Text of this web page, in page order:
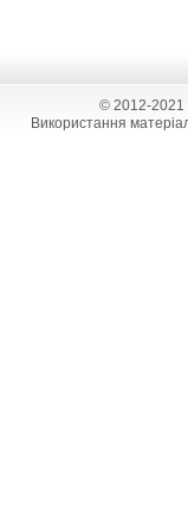
© 2012-2021
Використання